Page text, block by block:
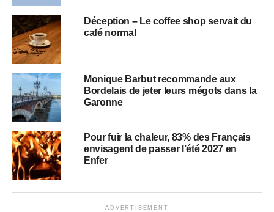
Déception – Le coffee shop servait du
café normal
Monique Barbut recommande aux
Bordelais de jeter leurs mégots dans la
Garonne
Pour fuir la chaleur, 83% des Français
envisagent de passer l’été 2027 en
Enfer
ADVERTISEMENT